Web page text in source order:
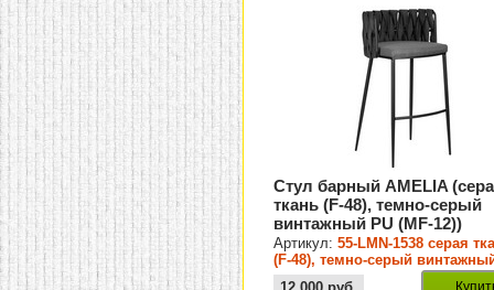
Стул барный AMELIA
ткань (F-48), темно-серый
винтажный PU (MF-12))
Артикул:55-LMN-1538 серая
(F-48), темно-серый
(MF-12)